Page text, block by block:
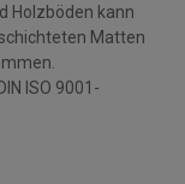
Holzböden kann
Matten
ISO 9001-